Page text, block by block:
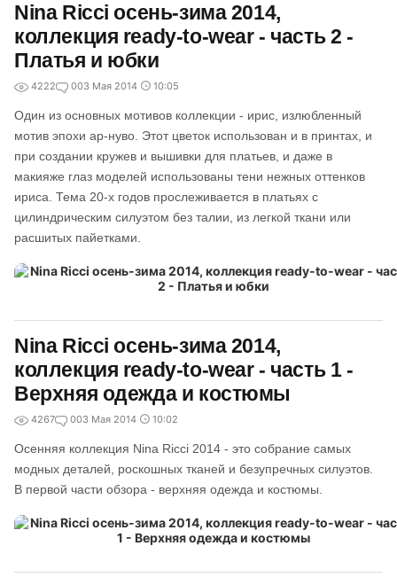
Nina Ricci осень-зима 2014,
коллекция ready-to-wear - часть 2 -
Платья и юбки
4222 003 Мая 2014 10:05
Один из основных мотивов коллекции - ирис, излюбленный
мотив эпохи ар-нуво. Этот цветок использован и в принтах, и
при создании кружев и вышивки для платьев, и даже в
макияже глаз моделей использованы тени нежных оттенков
ириса. Тема 20-х годов прослеживается в платьях с
цилиндрическим силуэтом без талии, из легкой ткани или
расшитых пайетками.
Nina Ricci осень-зима 2014,
коллекция ready-to-wear - часть 1 -
Верхняя одежда и костюмы
4267 003 Мая 2014 10:02
Осенняя коллекция Nina Ricci 2014 - это собрание самых
модных деталей, роскошных тканей и безупречных силуэтов.
В первой части обзора - верхняя одежда и костюмы.